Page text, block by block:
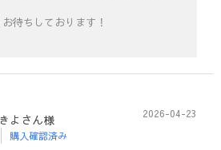
待ちしております！
きよさん様
購入確認済み
2026-04-23